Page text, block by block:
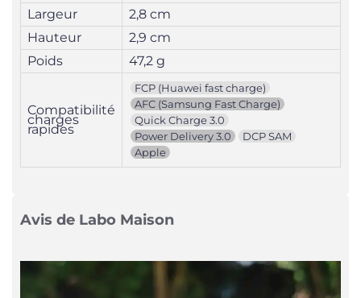
Largeur
2,8 cm
Hauteur
2,9 cm
Poids
47,2 g
Compatibilité
charges
rapides
FCP (Huawei fast charge)
AFC (Samsung Fast Charge)
Quick Charge 3.0
Power Delivery 3.0
DCP SAM
Apple
Avis de Labo Maison